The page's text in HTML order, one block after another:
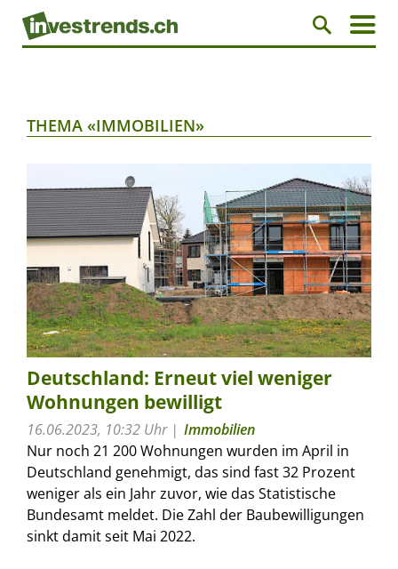
THEMA «IMMOBILIEN»
Deutschland: Erneut viel weniger
Wohnungen bewilligt
16.06.2023, 10:32 Uhr
Immobilien
Nur noch 21 200 Wohnungen wurden im April in
Deutschland genehmigt, das sind fast 32 Prozent
weniger als ein Jahr zuvor, wie das Statistische
Bundesamt meldet. Die Zahl der Baubewilligungen
sinkt damit seit Mai 2022.